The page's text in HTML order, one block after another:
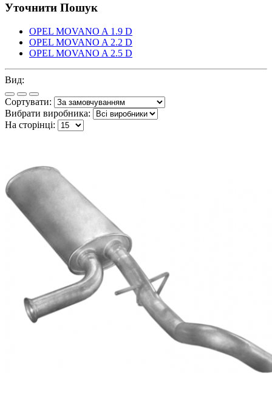
Уточнити Пошук
OPEL MOVANO A 1.9 D
OPEL MOVANO A 2.2 D
OPEL MOVANO A 2.5 D
Вид:
Сортувати:
Вибрати виробника:
На сторінці: